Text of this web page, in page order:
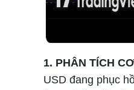
1. PHÂN TÍCH
USD đang phục